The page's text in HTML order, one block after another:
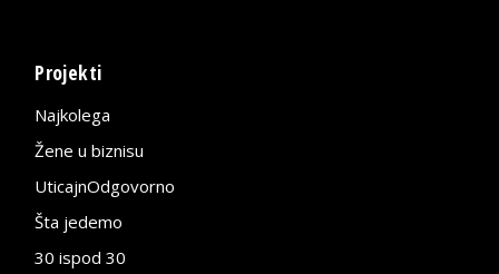
Projekti
Najkolega
Žene u biznisu
UticajnOdgovorno
Šta jedemo
30 ispod 30